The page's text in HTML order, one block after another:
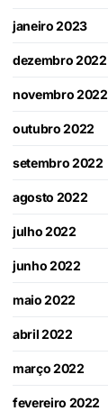
janeiro 2023
dezembro 2022
novembro 2022
outubro 2022
setembro 2022
agosto 2022
julho 2022
junho 2022
maio 2022
abril 2022
março 2022
fevereiro 2022